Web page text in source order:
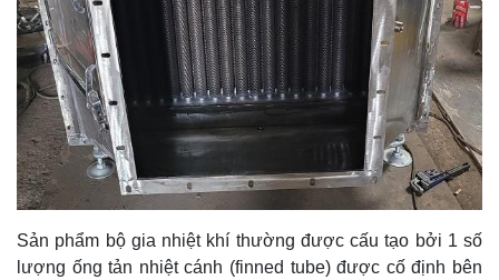
Sản phẩm bộ gia nhiệt khí thường được cấu tạo bởi 1 số
lượng ống tản nhiệt cánh (finned tube) được cố định bên